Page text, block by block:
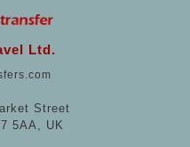
Ltd.
Street
5AA, UK